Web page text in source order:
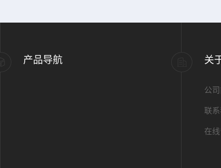
产品导航 关
公
联
在